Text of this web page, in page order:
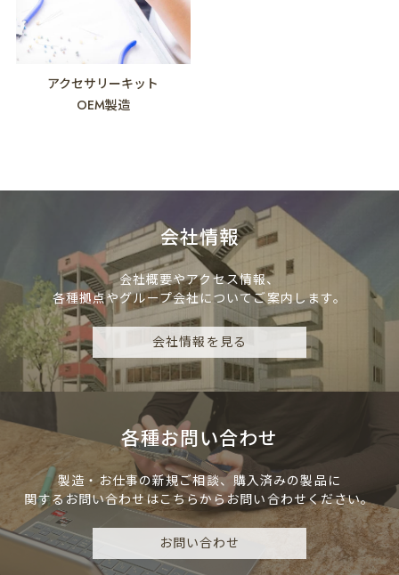
アクセサリーキット
OEM製造
会社情報
会社概要やアクセス情報、
各種拠点やグループ会社についてご案内します。
会社情報を見る
各種お問い合わせ
製造・お仕事の新規ご相談、 購入済みの製品に
関するお問い合わせはこちらからお問い合わせください。
お問い合わせ